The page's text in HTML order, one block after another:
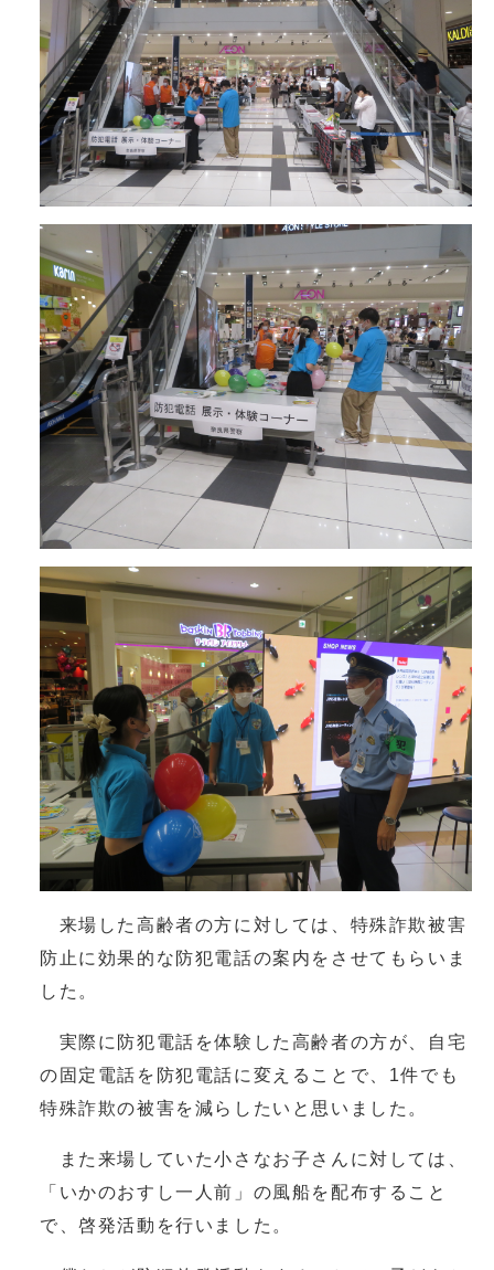
来場した高齢者の方に対しては、特殊詐欺被害
防止に効果的な防犯電話の案内をさせてもらいま
した。
実際に防犯電話を体験した高齢者の方が、自宅
の固定電話を防犯電話に変えることで、1件でも
特殊詐欺の被害を減らしたいと思いました。
また来場していた小さなお子さんに対しては、
「いかのおすし一人前」の風船を配布すること
で、啓発活動を行いました。